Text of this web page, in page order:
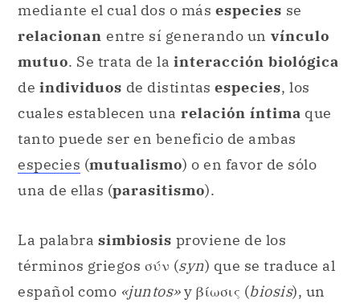
mediante el cual dos o más especies se
relacionan entre sí generando un vínculo
mutuo. Se trata de la interacción biológica
de individuos de distintas especies, los
cuales establecen una relación íntima que
tanto puede ser en beneficio de ambas
especies (mutualismo) o en favor de sólo
una de ellas (parasitismo).
La palabra simbiosis proviene de los
términos griegos σύν (syn) que se traduce al
español como «juntos»y βίωσις (biosis), un